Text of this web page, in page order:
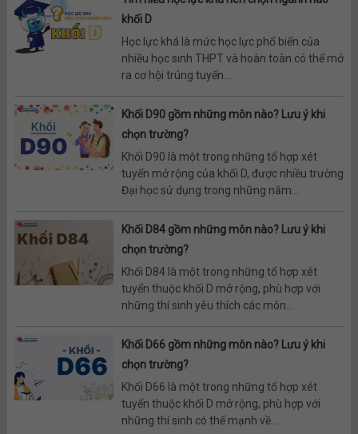
khối D
Học lực khá là mức học lực phổ biến của
nhiều học sinh THPT và hoàn toàn có thể mở
ra cơ hội trúng tuyển...
Khối D90 gồm những môn nào? Lưu ý khi
chọn trường?
Khối D90 là một trong những tổ hợp xét
tuyển mở rộng của khối D, được nhiều trường
Đại học sử dụng trong những năm...
Khối D84 gồm những môn nào? Lưu ý khi
chọn trường?
Khối D84 là một trong những tổ hợp xét
tuyển thuộc khối D mở rộng, phù hợp với
những thí sinh yêu thích các môn...
Khối D66 gồm những môn nào? Lưu ý khi
chọn trường?
Khối D66 là một trong những tổ hợp xét
tuyển thuộc khối D mở rộng, phù hợp với
những thí sinh có thế mạnh về...